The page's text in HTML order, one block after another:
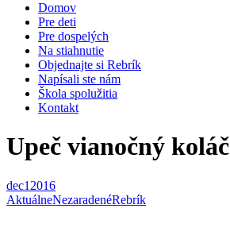
Domov
Pre deti
Pre dospelých
Na stiahnutie
Objednajte si Rebrík
Napísali ste nám
Škola spolužitia
Kontakt
Upeč vianočný koláč
dec1 2016
AktuálneNezaradenéRebrík